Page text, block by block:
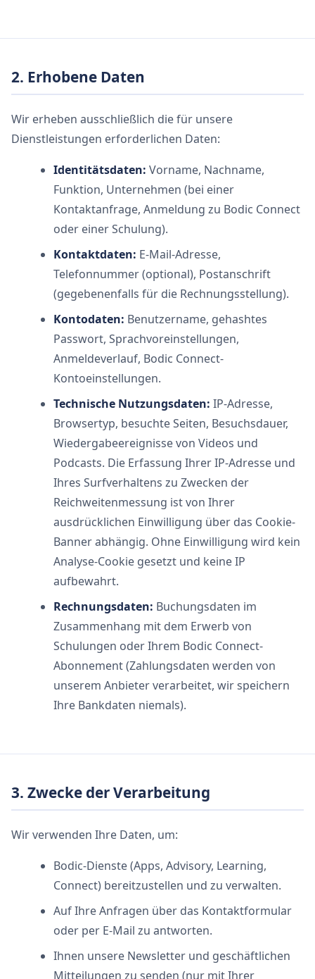
2. Erhobene Daten
Wir erheben ausschließlich die für unsere
Dienstleistungen erforderlichen Daten:
Identitätsdaten: Vorname, Nachname,
Funktion, Unternehmen (bei einer
Kontaktanfrage, Anmeldung zu Bodic Connect
oder einer Schulung).
Kontaktdaten: E-Mail-Adresse,
Telefonnummer (optional), Postanschrift
(gegebenenfalls für die Rechnungsstellung).
Kontodaten: Benutzername, gehashtes
Passwort, Sprachvoreinstellungen,
Anmeldeverlauf, Bodic Connect-
Kontoeinstellungen.
Technische Nutzungsdaten: IP-Adresse,
Browsertyp, besuchte Seiten, Besuchsdauer,
Wiedergabeereignisse von Videos und
Podcasts. Die Erfassung Ihrer IP-Adresse und
Ihres Surfverhaltens zu Zwecken der
Reichweitenmessung ist von Ihrer
ausdrücklichen Einwilligung über das Cookie-
Banner abhängig. Ohne Einwilligung wird kein
Analyse-Cookie gesetzt und keine IP
aufbewahrt.
Rechnungsdaten: Buchungsdaten im
Zusammenhang mit dem Erwerb von
Schulungen oder Ihrem Bodic Connect-
Abonnement (Zahlungsdaten werden von
unserem Anbieter verarbeitet, wir speichern
Ihre Bankdaten niemals).
3. Zwecke der Verarbeitung
Wir verwenden Ihre Daten, um:
Bodic-Dienste (Apps, Advisory, Learning,
Connect) bereitzustellen und zu verwalten.
Auf Ihre Anfragen über das Kontaktformular
oder per E-Mail zu antworten.
Ihnen unsere Newsletter und geschäftlichen
Mitteilungen zu senden (nur mit Ihrer